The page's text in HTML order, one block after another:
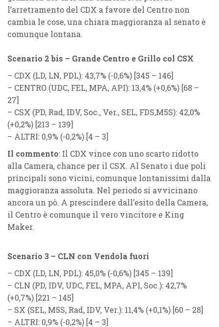
l’arretramento del CDX a favore del Centro non
cambia le cose, una chiara maggioranza al senato è
comunque lontana.
Scenario 2 bis – Grande Centro e Grillo col CSX
– CDX (LD, LN, PDL): 43,7% (-0,6%) [345 – 146]
– CENTRO (UDC, FEL, MPA, API): 13,4% (+0,6%) [68 –
27]
– CSX (PD, Rad, IDV, Soc., Ver., SEL, FDS,M5S): 42,0%
(+0,2%) [213 – 139]
– ALTRI: 0,9% (-0,2%) [4 – 3]
Il commento: Il CDX vince con uno scarto ridotto
alla Camera, chance per il CSX. Al Senato i due poli
principali sono vicini, comunque lontanissimi dalla
maggioranza assoluta. Nel periodo si avvicinano
ancora un pò. A prescindere dall’esito della Camera,
il Centro è comunque il vero vincitore e King
Maker.
Scenario 3 – CLN con Vendola fuori
– CDX (LD, LN, PDL): 45,0% (-0,6%) [345 – 139]
– CLN (PD, IDV, UDC, FEL, MPA, API, Soc.): 42,7%
(+0,7%) [221 – 145]
– SX (SEL, M5S, Rad, IDV, Ver.): 11,4% (+0,1%) [60 – 28]
– ALTRI: 0,9% (-0,2%) [4 – 3]